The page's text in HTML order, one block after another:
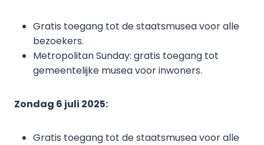
Gratis toegang tot de staatsmusea voor alle
bezoekers.
Metropolitan Sunday: gratis toegang tot
gemeentelijke musea voor inwoners.
Zondag 6 juli 2025:
Gratis toegang tot de staatsmusea voor alle